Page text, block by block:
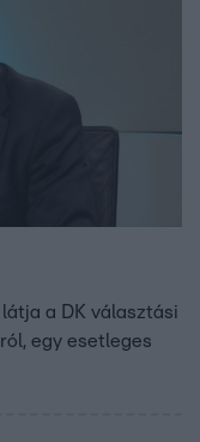
a DK választási
egy esetleges